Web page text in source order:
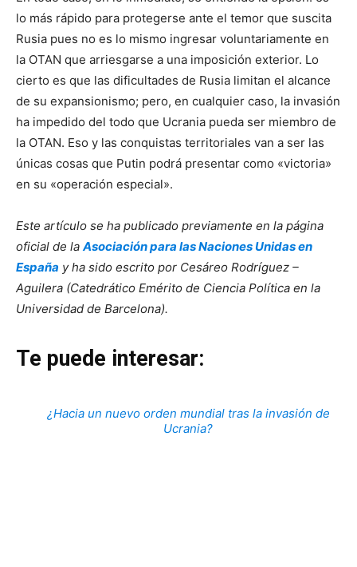
lo más rápido para protegerse ante el temor que suscita
Rusia pues no es lo mismo ingresar voluntariamente en
la OTAN que arriesgarse a una imposición exterior. Lo
cierto es que las dificultades de Rusia limitan el alcance
de su expansionismo; pero, en cualquier caso, la invasión
ha impedido del todo que Ucrania pueda ser miembro de
la OTAN. Eso y las conquistas territoriales van a ser las
únicas cosas que Putin podrá presentar como «victoria»
en su «operación especial».
Este artículo se ha publicado previamente en la página
oficial de laAsociación para las Naciones Unidas en
España y ha sido escrito por Cesáreo Rodríguez –
Aguilera (Catedrático Emérito de Ciencia Política en la
Universidad de Barcelona).
Te puede interesar:
¿Hacia un nuevo orden mundial tras la invasión de
Ucrania?